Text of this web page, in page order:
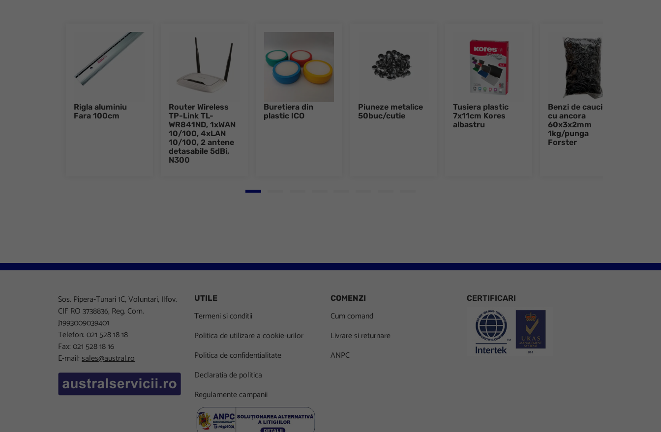
Rigla aluminiu
Fara 100cm
Router Wireless
TP-Link TL-
WR841ND, 1xWAN
10/100, 4xLAN
10/100, 2 antene
detasabile 5dBi,
N300
Buretiera din
plastic ICO
Piuneze metalice
50buc/cutie
Tusiera plastic
7x11cm Kores
albastru
Benzi de cauciuc
cu ancora
60x3x2mm
1kg/punga
Forster
Go to slide 1
Sos. Pipera-Tunari 1C, Voluntari, Ilfov.
CIF RO 3738836, Reg. Com.
J1993009039401
Telefon: 021 528 18 18
Fax: 021 528 18 16
E-mail:sales@austral.ro
UTILE
Termeni si conditii
Politica de utilizare a cookie-urilor
Politica de confidentialitate
Declaratia de politica
Regulamente campanii
COMENZI
Cum comand
Livrare si returnare
ANPC
CERTIFICARI